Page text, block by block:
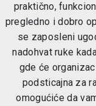
praktično,
pregledno i dobro
se zaposleni
nadohvat ruke
gde će
podsticajna za
omogućiće da